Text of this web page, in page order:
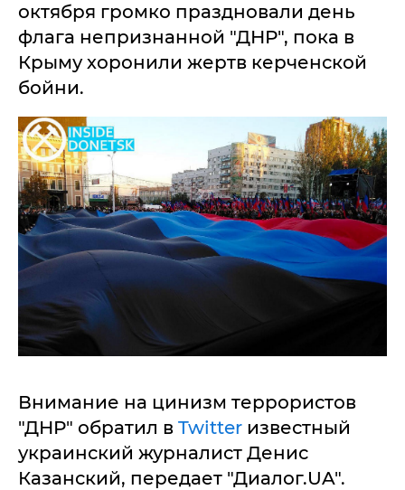
октября громко праздновали день
флага непризнанной "ДНР", пока в
Крыму хоронили жертв керченской
бойни.
Внимание на цинизм террористов
"ДНР" обратил в Twitter известный
украинский журналист Денис
Казанский, передает "Диалог.UA".